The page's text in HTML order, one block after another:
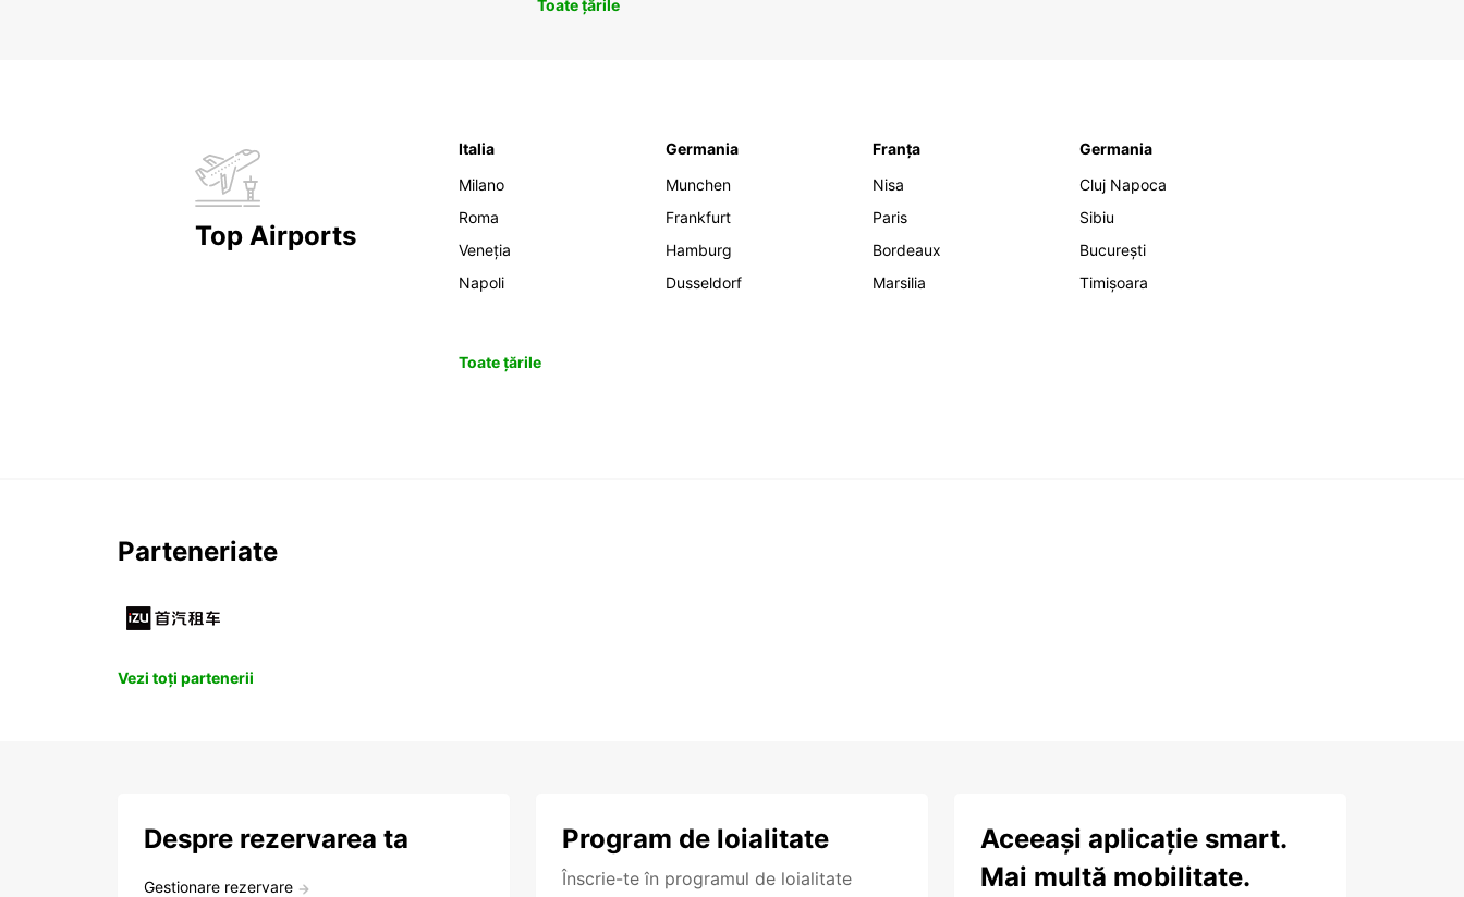
Toate țările
Top Airports
Italia
Milano
Roma
Veneția
Napoli
Germania
Munchen
Frankfurt
Hamburg
Dusseldorf
Franța
Nisa
Paris
Bordeaux
Marsilia
Germania
Cluj Napoca
Sibiu
București
Timișoara
Toate țările
Parteneriate
Vezi toți partenerii
Despre rezervarea ta
Gestionare rezervare
Program de loialitate
Înscrie-te în programul de loialitate
Aceeași aplicație smart.
Mai multă mobilitate.